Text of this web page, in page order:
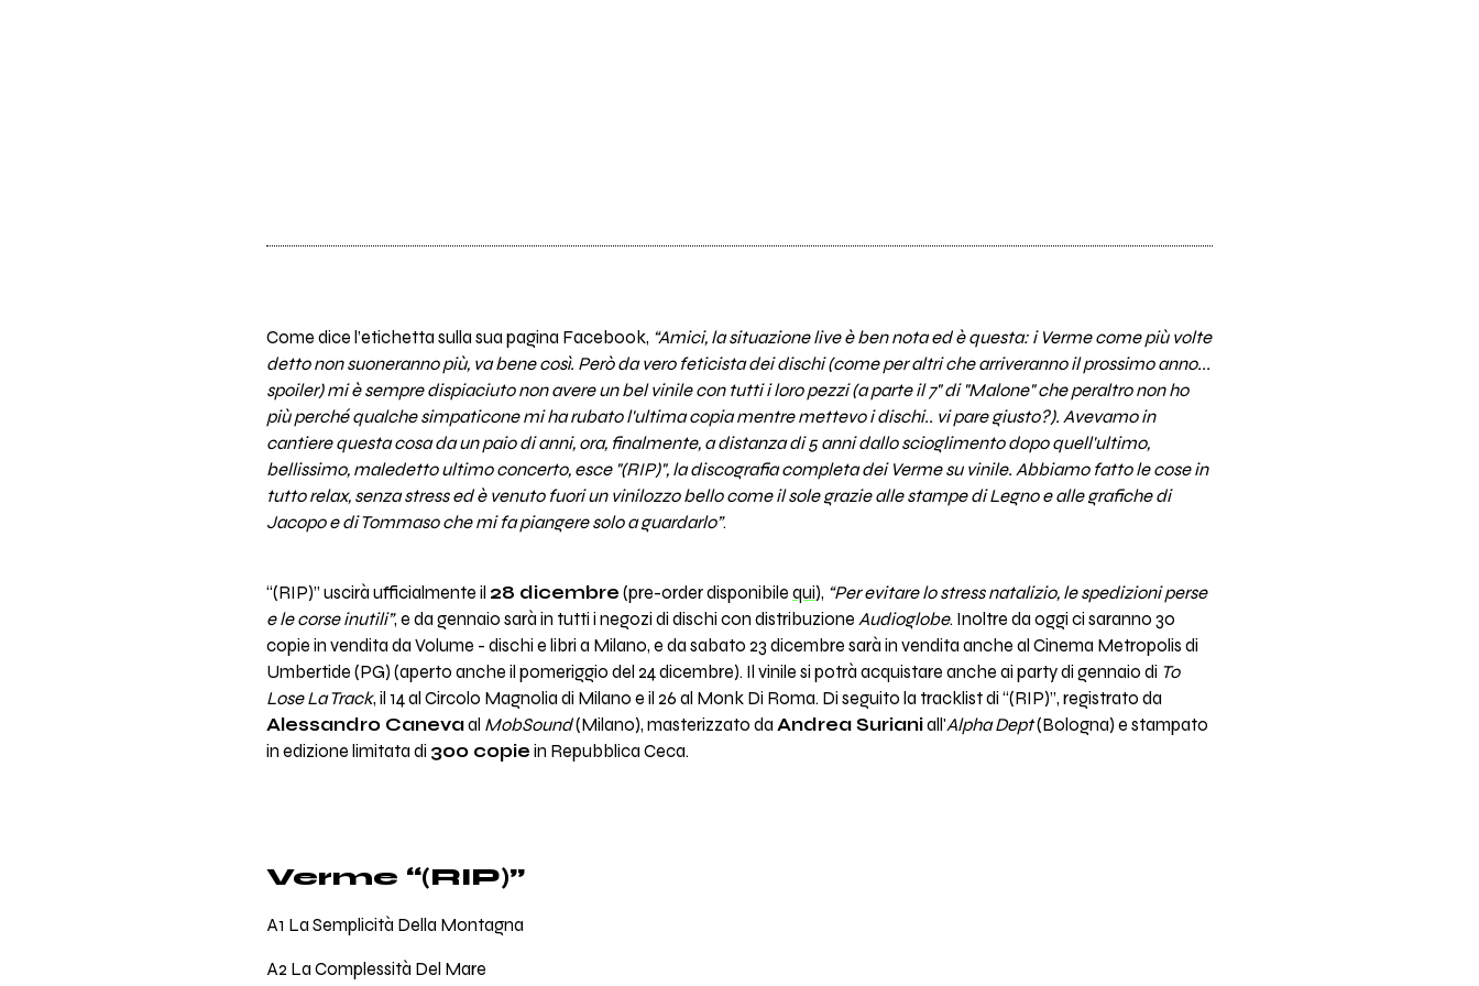
Come dice l’etichetta sulla sua pagina Facebook, “Amici, la situazione live è ben nota ed è questa: i Verme come più volte
detto non suoneranno più, va bene così. Però da vero feticista dei dischi (come per altri che arriveranno il prossimo anno...
spoiler) mi è sempre dispiaciuto non avere un bel vinile con tutti i loro pezzi (a parte il 7" di "Malone" che peraltro non ho
più perché qualche simpaticone mi ha rubato l'ultima copia mentre mettevo i dischi.. vi pare giusto?). Avevamo in
cantiere questa cosa da un paio di anni, ora, finalmente, a distanza di 5 anni dallo scioglimento dopo quell'ultimo,
bellissimo, maledetto ultimo concerto, esce "(RIP)", la discografia completa dei Verme su vinile. Abbiamo fatto le cose in
tutto relax, senza stress ed è venuto fuori un vinilozzo bello come il sole grazie alle stampe di Legno e alle grafiche di
Jacopo e di Tommaso che mi fa piangere solo a guardarlo”.
“(RIP)” uscirà ufficialmente il 28 dicembre (pre-order disponibile qui), “Per evitare lo stress natalizio, le spedizioni perse
e le corse inutili”, e da gennaio sarà in tutti i negozi di dischi con distribuzione Audioglobe. Inoltre da oggi ci saranno 30
copie in vendita da Volume - dischi e libri a Milano, e da sabato 23 dicembre sarà in vendita anche al Cinema Metropolis di
Umbertide (PG) (aperto anche il pomeriggio del 24 dicembre). Il vinile si potrà acquistare anche ai party di gennaio di To
Lose La Track, il 14 al Circolo Magnolia di Milano e il 26 al Monk Di Roma. Di seguito la tracklist di “(RIP)”, registrato da
Alessandro Canevaal MobSound(Milano), masterizzato da Andrea Surianiall'Alpha Dept(Bologna) e stampato
in edizione limitata di 300 copie in Repubblica Ceca.
Verme “(RIP)”
A1 La Semplicità Della Montagna
A2 La Complessità Del Mare